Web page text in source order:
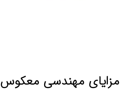
مزایای مهندسی معکوس